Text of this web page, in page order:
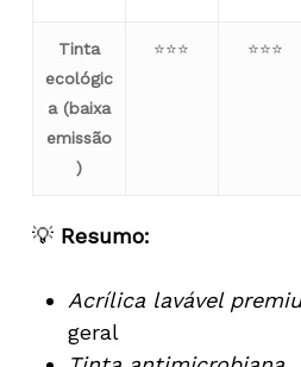
Tinta
ecológic
a (baixa
emissão
)
⭐⭐⭐ ⭐⭐⭐
💡 Resumo:
Acrílica lavável
geral